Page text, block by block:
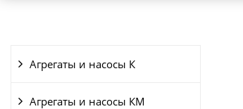
Агрегаты и насосы К
Агрегаты и насосы КМ